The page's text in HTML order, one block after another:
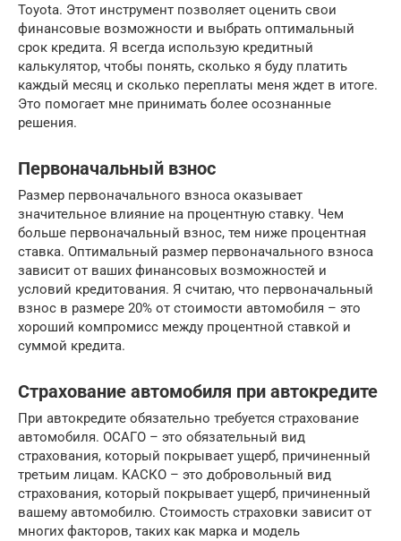
Toyota. Этот инструмент позволяет оценить свои
финансовые возможности и выбрать оптимальный
срок кредита. Я всегда использую кредитный
калькулятор, чтобы понять, сколько я буду платить
каждый месяц и сколько переплаты меня ждет в итоге.
Это помогает мне принимать более осознанные
решения.
Первоначальный взнос
Размер первоначального взноса оказывает
значительное влияние на процентную ставку. Чем
больше первоначальный взнос, тем ниже процентная
ставка. Оптимальный размер первоначального взноса
зависит от ваших финансовых возможностей и
условий кредитования. Я считаю, что первоначальный
взнос в размере 20% от стоимости автомобиля – это
хороший компромисс между процентной ставкой и
суммой кредита.
Страхование автомобиля при автокредите
При автокредите обязательно требуется страхование
автомобиля. ОСАГО – это обязательный вид
страхования, который покрывает ущерб, причиненный
третьим лицам. КАСКО – это добровольный вид
страхования, который покрывает ущерб, причиненный
вашему автомобилю. Стоимость страховки зависит от
многих факторов, таких как марка и модель